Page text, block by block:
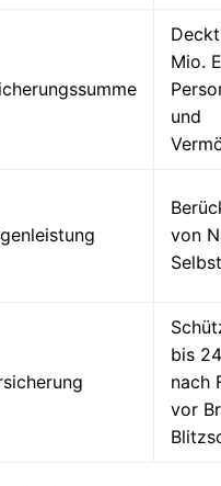
Mio.
und
von
bis
nach
vor